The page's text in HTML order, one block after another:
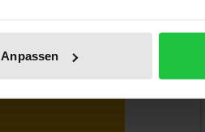
Anpassen